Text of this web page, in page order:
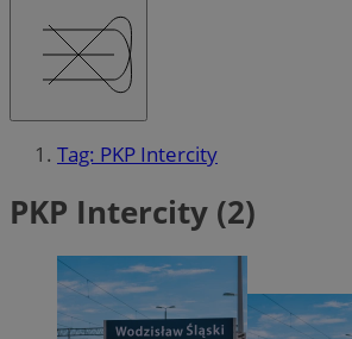
Tag: PKP Intercity
PKP Intercity (2)